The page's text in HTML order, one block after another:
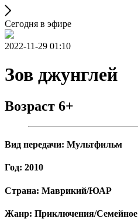
Сегодня в эфире
2022-11-29 01:10
Зов джунглей
Возраст 6+
Вид передачи: Мультфильм
Год: 2010
Страна: Маврикий/ЮАР
Жанр: Приключения/Семейное